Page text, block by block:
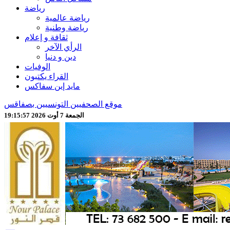
رياضة
رياضة عالمية
رياضة وطنية
ثقافة و إعلام
الرأي الآخر
دين و دنيا
الوفيات
القراء يكتبون
مايد إين سفاكس
موقع الصحفيين التونسيين بصفاقس
الجمعة 7 أوت 2026 19:15:59